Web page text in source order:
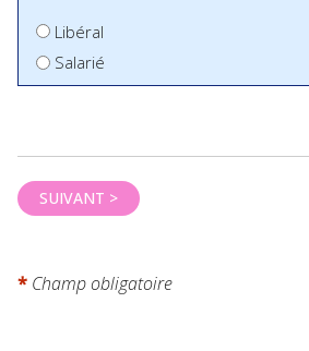
Libéral
Salarié
* Champ obligatoire